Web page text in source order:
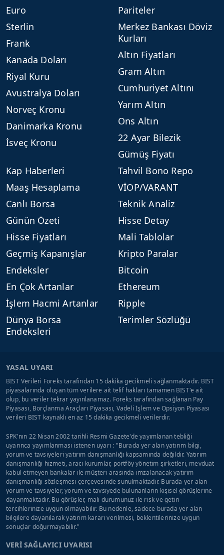
Euro
Sterlin
Frank
Kanada Doları
Riyal Kuru
Avustralya Doları
Norveç Kronu
Danimarka Kronu
İsveç Kronu
Pariteler
Merkez Bankası Döviz
Kurları
Altın Fiyatları
Gram Altın
Cumhuriyet Altını
Yarım Altın
Ons Altın
22 Ayar Bilezik
Gümüş Fiyatı
Kap Haberleri
Maaş Hesaplama
Canlı Borsa
Günün Özeti
Hisse Fiyatları
Geçmiş Kapanışlar
Endeksler
En Çok Artanlar
İşlem Hacmi Artanlar
Dünya Borsa
Endeksleri
Tahvil Bono Repo
VİOP/VARANT
Teknik Analiz
Hisse Detay
Mali Tablolar
Kripto Paralar
Bitcoin
Ethereum
Ripple
Terimler Sözlüğü
YASAL UYARI
BİST Verileri Foreks tarafından 15 dakika gecikmeli sağlanmaktadır. BIST
piyasalarında oluşan tüm verilere ait telif hakları tamamen BIST'e ait
olup, bu veriler tekrar yayınlanamaz. Foreks tarafından sağlanan Pay
Piyasası, Borçlanma Araçları Piyasası, Vadeli İşlem ve Opsiyon Piyasası
verileri BIST kaynaklı en az 15 dakika gecikmeli verilerdir.
SPK'nın 22 Nisan 2002 tarihli Resmi Gazete'de yayımlanan tebliği
uyarınca yayımlanması istenen uyarı : "Burada yer alan yatırım bilgi,
yorum ve tavsiyeleri yatırım danışmanlığı kapsamında değildir. Yatırım
danışmanlığı hizmeti, aracı kurumlar, portföy yönetim şirketleri, mevduat
kabul etmeyen bankalar ile müşteri arasında imzalanacak yatırım
danışmanlığı sözleşmesi çerçevesinde sunulmaktadır. Burada yer alan
yorum ve tavsiyeler, yorum ve tavsiyede bulunanların kişisel görüşlerine
dayanmaktadır. Bu görüşler, mali durumunuz ile risk ve getiri
tercihlerinize uygun olmayabilir. Bu nedenle, sadece burada yer alan
bilgilere dayanılarak yatırım kararı verilmesi, beklentilerinize uygun
sonuçlar doğurmayabilir."
VERİ SAĞLAYICI UYARISI